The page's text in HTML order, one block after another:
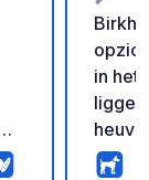
in het